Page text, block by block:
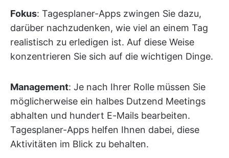
Fokus: Tagesplaner-Apps zwingen Sie dazu,
darüber nachzudenken, wie viel an einem Tag
realistisch zu erledigen ist. Auf diese Weise
konzentrieren Sie sich auf die wichtigen Dinge.
Management: Je nach Ihrer Rolle müssen Sie
möglicherweise ein halbes Dutzend Meetings
abhalten und hundert E-Mails bearbeiten.
Tagesplaner-Apps helfen Ihnen dabei, diese
Aktivitäten im Blick zu behalten.